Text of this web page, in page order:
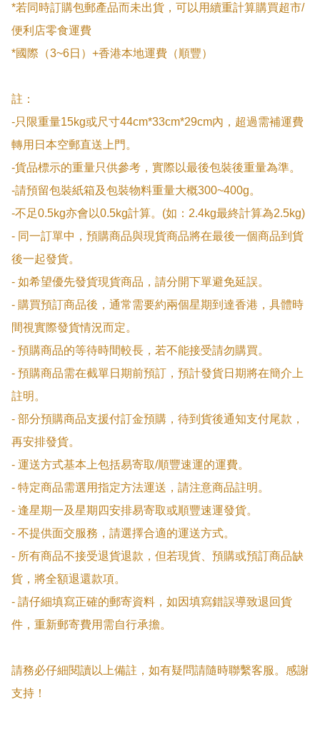
*若同時訂購包郵產品而未出貨，可以用續重計算購買超市/
便利店零食運費
*國際（3~6日）+香港本地運費（順豐）
註：
-只限重量15kg或尺寸44cm*33cm*29cm內，超過需補運費
轉用日本空郵直送上門。
-貨品標示的重量只供參考，實際以最後包裝後重量為準。
-請預留包裝紙箱及包裝物料重量大概300~400g。
-不足0.5kg亦會以0.5kg計算。(如：2.4kg最終計算為2.5kg)
- 同一訂單中，預購商品與現貨商品將在最後一個商品到貨
後一起發貨。
- 如希望優先發貨現貨商品，請分開下單避免延誤。
- 購買預訂商品後，通常需要約兩個星期到達香港，具體時
間視實際發貨情況而定。
- 預購商品的等待時間較長，若不能接受請勿購買。
- 預購商品需在截單日期前預訂，預計發貨日期將在簡介上
註明。
- 部分預購商品支援付訂金預購，待到貨後通知支付尾款，
再安排發貨。
- 運送方式基本上包括易寄取/順豐速運的運費。
- 特定商品需選用指定方法運送，請注意商品註明。
- 逢星期一及星期四安排易寄取或順豐速運發貨。
- 不提供面交服務，請選擇合適的運送方式。
- 所有商品不接受退貨退款，但若現貨、預購或預訂商品缺
貨，將全額退還款項。
- 請仔細填寫正確的郵寄資料，如因填寫錯誤導致退回貨
件，重新郵寄費用需自行承擔。
請務必仔細閱讀以上備註，如有疑問請隨時聯繫客服。感謝
支持！